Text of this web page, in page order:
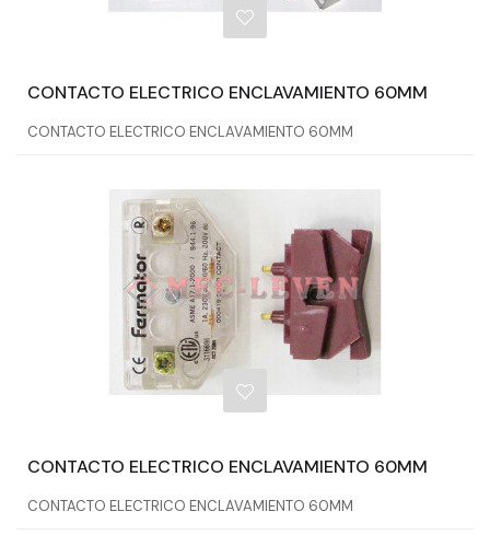
CONTACTO ELECTRICO ENCLAVAMIENTO 60MM
CONTACTO ELECTRICO ENCLAVAMIENTO 60MM
CONTACTO ELECTRICO ENCLAVAMIENTO 60MM
CONTACTO ELECTRICO ENCLAVAMIENTO 60MM